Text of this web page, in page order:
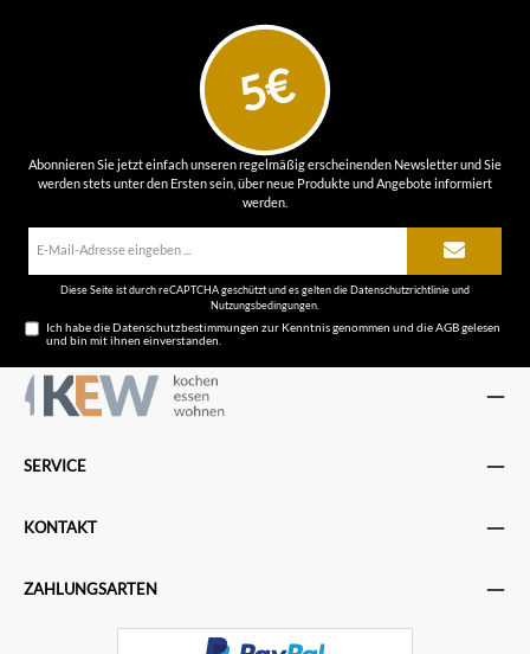
5€
Abonnieren Sie jetzt einfach unseren regelmäßig erscheinenden Newsletter und Sie
werden stets unter den Ersten sein, über neue Produkte und Angebote informiert
werden.
Diese Seite ist durch reCAPTCHA geschützt und es gelten die Datenschutzrichtlinieund
Nutzungsbedingungen.
Ich habe dieDatenschutzbestimmungen zur Kenntnis genommen und dieAGBgelesen
und bin mit ihnen einverstanden.
SERVICE
KONTAKT
ZAHLUNGSARTEN